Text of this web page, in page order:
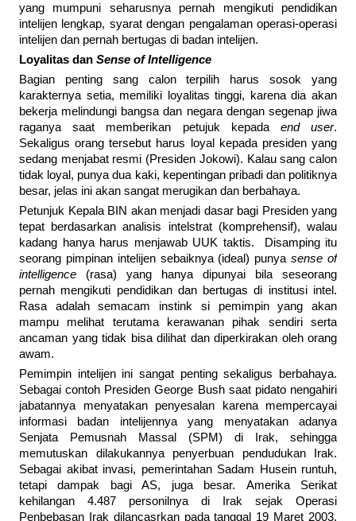
yang mumpuni seharusnya pernah mengikuti pendidikan
intelijen lengkap, syarat dengan pengalaman operasi-operasi
intelijen dan pernah bertugas di badan intelijen.
Loyalitas dan Sense of Intelligence
Bagian penting sang calon terpilih harus sosok yang
karakternya setia, memiliki loyalitas tinggi, karena dia akan
bekerja melindungi bangsa dan negara dengan segenap jiwa
raganya saat memberikan petujuk kepada end user.
Sekaligus orang tersebut harus loyal kepada presiden yang
sedang menjabat resmi (Presiden Jokowi). Kalau sang calon
tidak loyal, punya dua kaki, kepentingan pribadi dan politiknya
besar, jelas ini akan sangat merugikan dan berbahaya.
Petunjuk Kepala BIN akan menjadi dasar bagi Presiden yang
tepat berdasarkan analisis intelstrat (komprehensif), walau
kadang hanya harus menjawab UUK taktis. Disamping itu
seorang pimpinan intelijen sebaiknya (ideal) punyasense of
intelligence (rasa) yang hanya dipunyai bila seseorang
pernah mengikuti pendidikan dan bertugas di institusi intel.
Rasa adalah semacam instink si pemimpin yang akan
mampu melihat terutama kerawanan pihak sendiri serta
ancaman yang tidak bisa dilihat dan diperkirakan oleh orang
awam.
Pemimpin intelijen ini sangat penting sekaligus berbahaya.
Sebagai contoh Presiden George Bush saat pidato nengahiri
jabatannya menyatakan penyesalan karena mempercayai
informasi badan intelijennya yang menyatakan adanya
Senjata Pemusnah Massal (SPM) di Irak, sehingga
memutuskan dilakukannya penyerbuan pendudukan Irak.
Sebagai akibat invasi, pemerintahan Sadam Husein runtuh,
tetapi dampak bagi AS, juga besar. Amerika Serikat
kehilangan 4.487 personilnya di Irak sejak Operasi
Penbebasan Irak dilancasrkan pada tanggal 19 Maret 2003.